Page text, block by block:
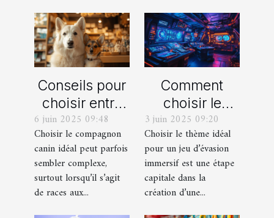
Conseils pour
choisir entre
un berger
blanc suisse
et un berger
américain
miniature
6 juin 2025 09:48
Choisir le compagnon
canin idéal peut parfois
sembler complexe,
surtout lorsqu’il s’agit
de races aux...
Comment
choisir le
thème parfait
pour votre
prochain jeu
d'évasion
immersif
3 juin 2025 09:20
Choisir le thème idéal
pour un jeu d’évasion
immersif est une étape
capitale dans la
création d’une...